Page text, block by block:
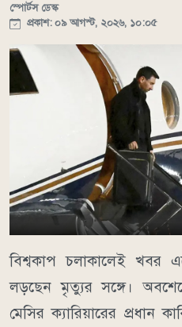
স্পোর্টস ডেস্ক
প্রকাশ: ০৯ আগস্ট, ২০২৬, ১০:০৫
বিশ্বকাপ চলাকালেই খবর
লড়ছেন মৃত্যুর সঙ্গে।
মেসির ক্যারিয়ারের প্রধান